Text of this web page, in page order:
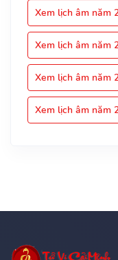
Xem lịch âm năm
Xem lịch âm năm
Xem lịch âm năm
Xem lịch âm năm